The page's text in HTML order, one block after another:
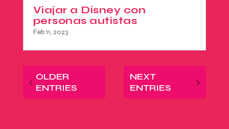
Viajar a Disney con
personas autistas
Feb 11, 2023
OLDER
ENTRIES
NEXT
ENTRIES